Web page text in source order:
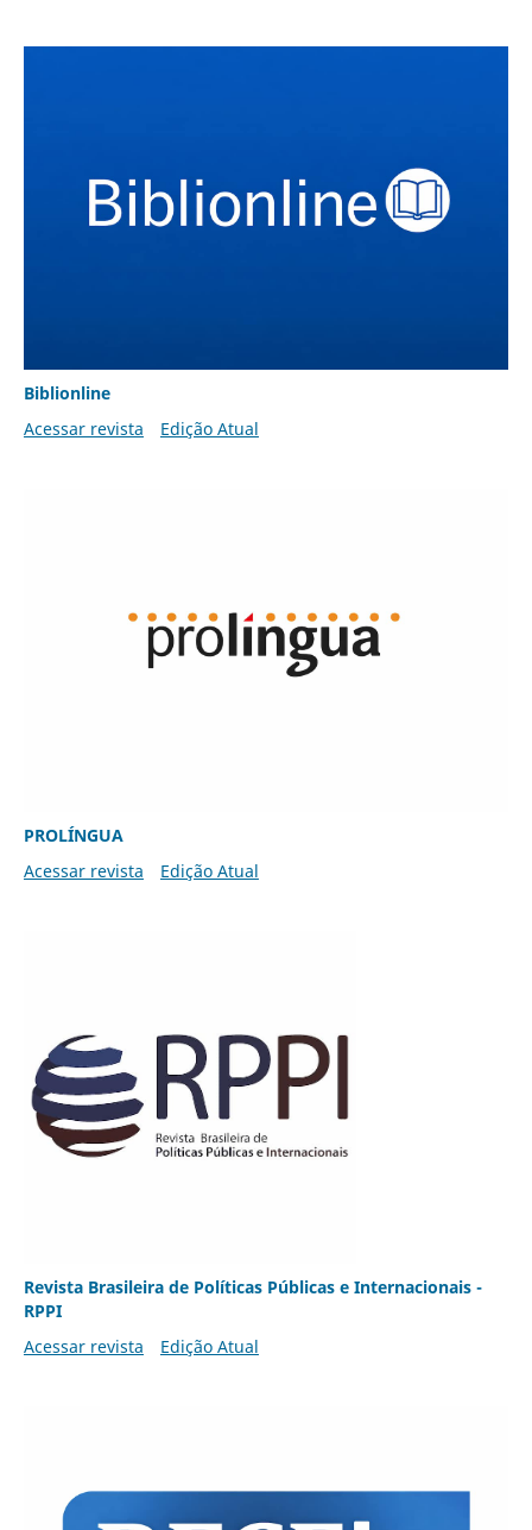
Biblionline
Acessar revista
Edição Atual
PROLÍNGUA
Acessar revista
Edição Atual
Revista Brasileira de Políticas Públicas e Internacionais -
RPPI
Acessar revista
Edição Atual